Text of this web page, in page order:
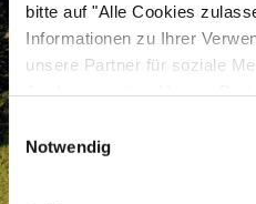
bitte auf "Alle Cookies
Informationen zu Ihrer
unsere Partner für soziale
zusammen, die Sie ihnen
sie im Rahmen Ihrer
Einwilligungsauswahl
Notwendig